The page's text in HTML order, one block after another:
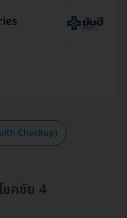
Checkup)
ชคชัย 4